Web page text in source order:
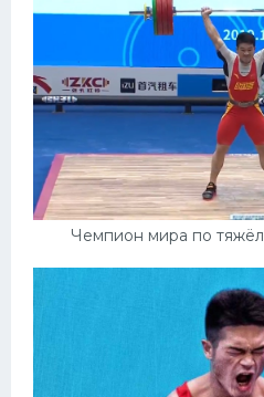
Чемпион мира по